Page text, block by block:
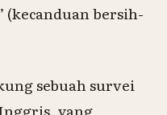
(kecanduan bersih-
sebuah survei
yang